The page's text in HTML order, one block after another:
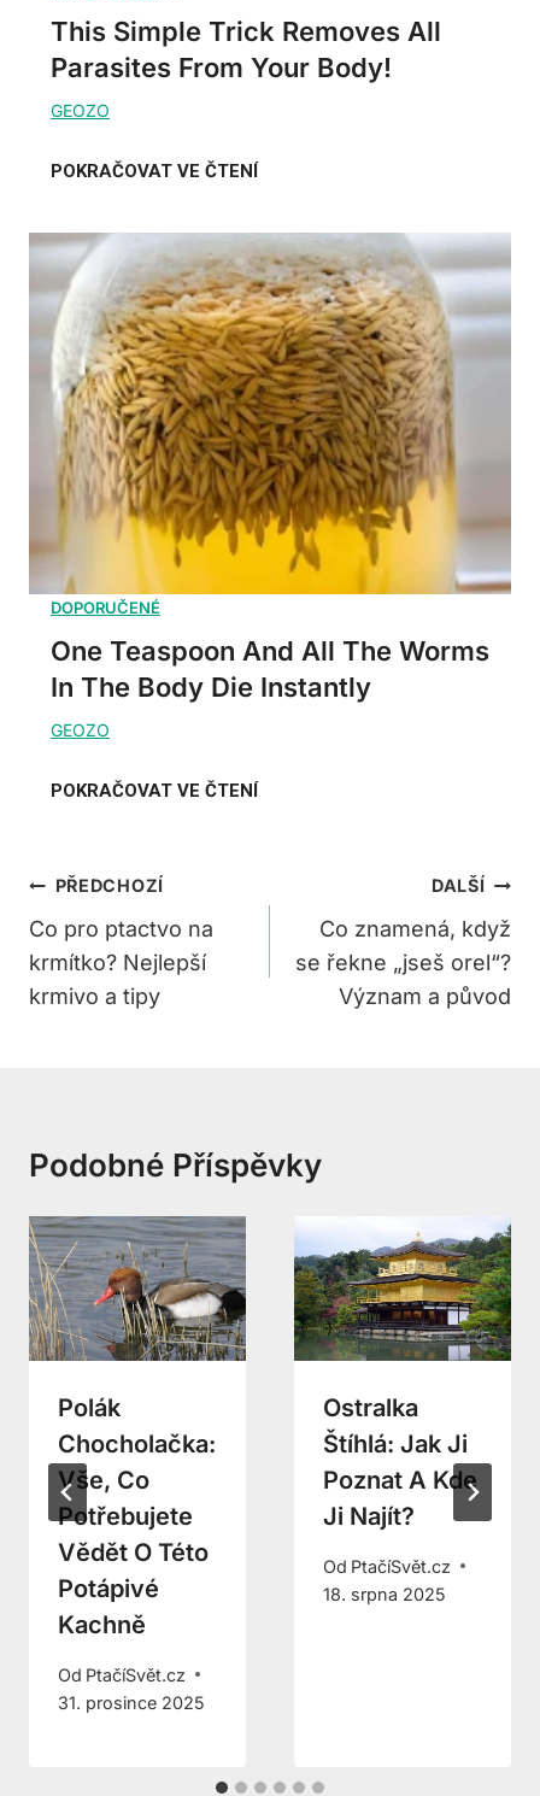
This Simple Trick Removes All
Parasites From Your Body!
One Teaspoon And All The Worms
In The Body Die Instantly
Navigace
Pro
Příspěvek
PŘEDCHOZÍ
Co pro ptactvo na
krmítko? Nejlepší
krmivo a tipy
DALŠÍ
Co znamená, když
se řekne „jseš orel“?
Význam a původ
Podobné Příspěvky
Polák
Chocholačka:
Vše, Co
Potřebujete
Vědět O Této
Potápivé
Kachně
Od PtačíSvět.cz
31. prosince 2025
Ostralka
Štíhlá: Jak Ji
Poznat A Kde
Ji Najít?
Od PtačíSvět.cz
18. srpna 2025